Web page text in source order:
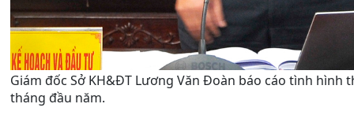
Giám đốc Sở KH&ĐT Lương Văn Đoàn báo cáo tình hình
tháng đầu năm.